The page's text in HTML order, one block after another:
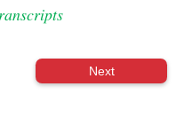
Next